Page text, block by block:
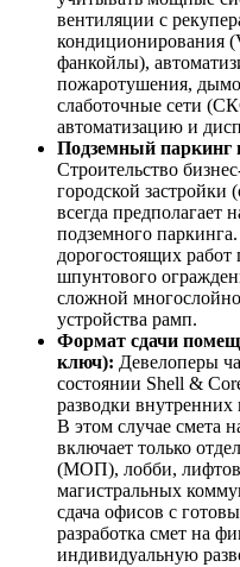
вентиляции с
кондиционирования
фанкойлы),
пожаротушения,
слаботочные сети
автоматизацию и
Подземный паркинг
Строительство
городской застройки
всегда предполагает
подземного
дорогостоящих работ
шпунтового
сложной
устройства рамп.
Формат сдачи
ключ): Девелоперы
состоянии Shell &
разводки
В этом случае смета
включает только
(МОП), лобби,
магистральных
сдача офисов с
разработка смет на
индивидуальную